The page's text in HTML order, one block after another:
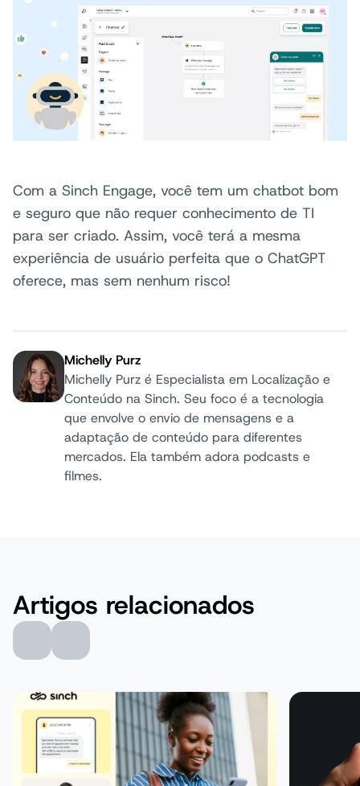
Com a Sinch Engage, você tem um chatbot bom
e seguro que não requer conhecimento de TI
para ser criado. Assim, você terá a mesma
experiência de usuário perfeita que o ChatGPT
oferece, mas sem nenhum risco!
Autor:
Michelly Purz
Michelly Purz é Especialista em Localização e
Conteúdo na Sinch. Seu foco é a tecnologia
que envolve o envio de mensagens e a
adaptação de conteúdo para diferentes
mercados. Ela também adora podcasts e
filmes.
Artigos relacionados